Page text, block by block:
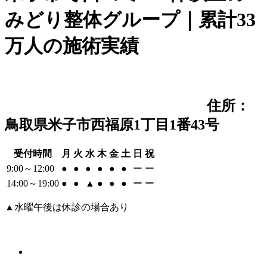
みどり整体グループ｜累計33
万人の施術実績
住所：
鳥取県米子市西福原1丁目1番43号
受付時間 月 火 水 木 金 土 日 祝
9:00～12:00
● ● ● ● ● ● ー ー
14:00～19:00 ● ● ▲ ● ● ● ー ー
▲水曜午後は休診の場合あり